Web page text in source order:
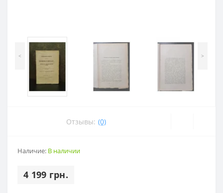
< >
Отзывы: (0)
Наличие: В наличии
4 199 грн.